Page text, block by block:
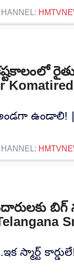
ఉండాలి! |
బిగ్
స్మార్ట్